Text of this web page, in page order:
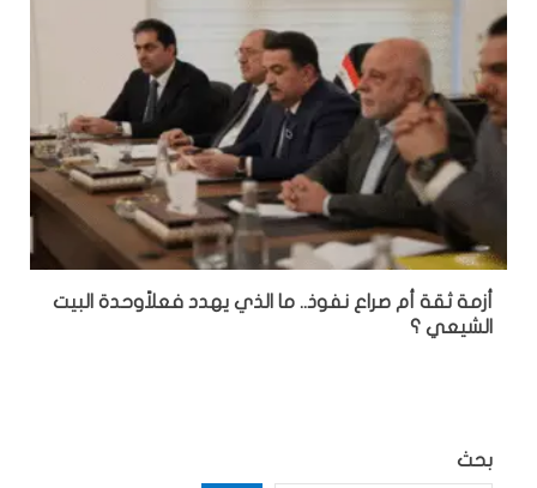
أزمة ثقة أم صراع نفوذ.. ما الذي يهدد فعلاًوحدة البيت
الشيعي ؟
بحث